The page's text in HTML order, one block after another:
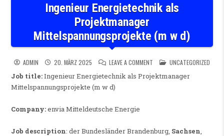
Ingenieur Energietechnik als
Projektmanager
Mittelspannungsprojekte (m w d)
ADMIN 20. MÄRZ 2025 LEAVE A COMMENT ON INGENIEUR
POSTED IN
UNCATEGORIZED
Job title:Ingenieur Energietechnik als Projektmanager
Mittelspannungsprojekte (m w d)
Company:envia Mitteldeutsche Energie
Job description: der Bundesländer Brandenburg, Sachsen